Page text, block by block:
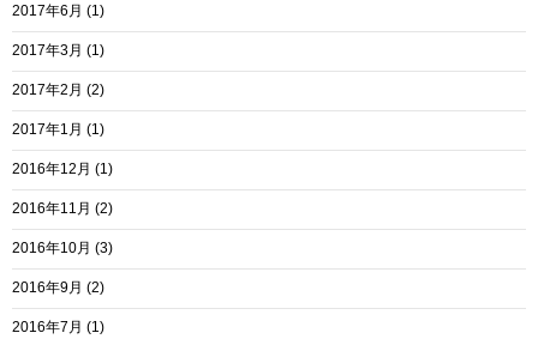
2017年6月 (1)
2017年3月 (1)
2017年2月 (2)
2017年1月 (1)
2016年12月 (1)
2016年11月 (2)
2016年10月 (3)
2016年9月 (2)
2016年7月 (1)